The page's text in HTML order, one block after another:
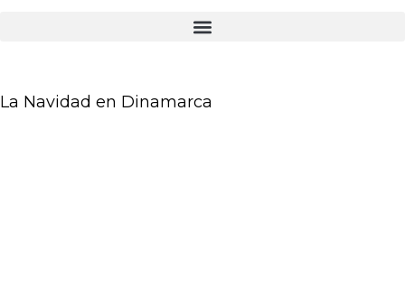
La Navidad en Dinamarca